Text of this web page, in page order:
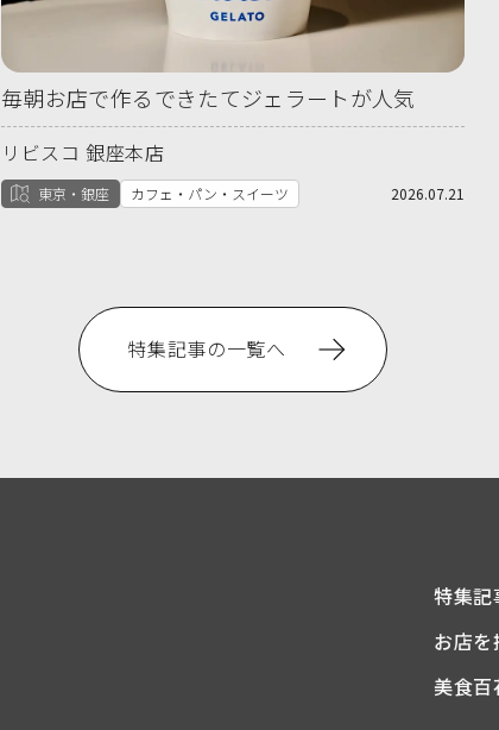
毎朝お店で作るできたてジェラートが人気
リビスコ 銀座本店
東京・銀座 カフェ・パン・スイーツ 2026.07.21
特集記事の一覧へ
特集記
お店を
美食